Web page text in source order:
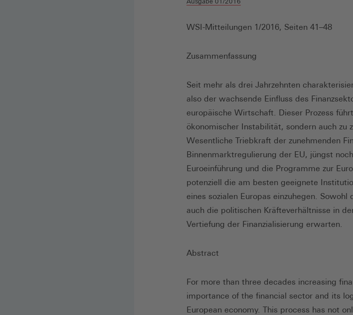
WSI-Mitteilungen 1/2016, Seiten 41–48
Zusammenfassung
Seit mehr als drei Jahrzehnten
also der wachsende Einfluss des
europäische Wirtschaft. Dieser Prozess
ökonomischer Instabilität, sondern auch zu
Wesentliche Triebkraft der zunehmenden
Binnenmarktregulierung der EU, jüngst
Euroeinführung und die Programme zur
potenziell die am besten geeignete
eines sozialen Europas einzuhegen.
auch die politischen Kräfteverhältnisse in
Vertiefung der Finanzialisierung erwarten.
Abstract
For more than three decades increasing
importance of the financial sector and its
European economy. This process has not